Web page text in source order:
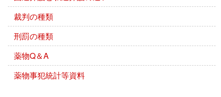
裁判の種類
刑罰の種類
薬物Q＆A
薬物事犯統計等資料